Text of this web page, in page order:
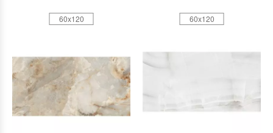
60x120 60x120